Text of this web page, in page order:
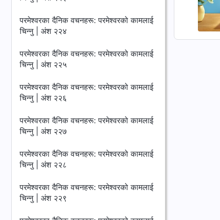
परमेश्‍वरका दैनिक वचनहरू: परमेश्‍वरको कामलाई
चिन्‍नु | अंश २२४
परमेश्‍वरका दैनिक वचनहरू: परमेश्‍वरको कामलाई
चिन्‍नु | अंश २२५
परमेश्‍वरका दैनिक वचनहरू: परमेश्‍वरको कामलाई
चिन्‍नु | अंश २२६
परमेश्‍वरका दैनिक वचनहरू: परमेश्‍वरको कामलाई
चिन्‍नु | अंश २२७
परमेश्‍वरका दैनिक वचनहरू: परमेश्‍वरको कामलाई
चिन्‍नु | अंश २२८
परमेश्‍वरका दैनिक वचनहरू: परमेश्‍वरको कामलाई
चिन्‍नु | अंश २२९